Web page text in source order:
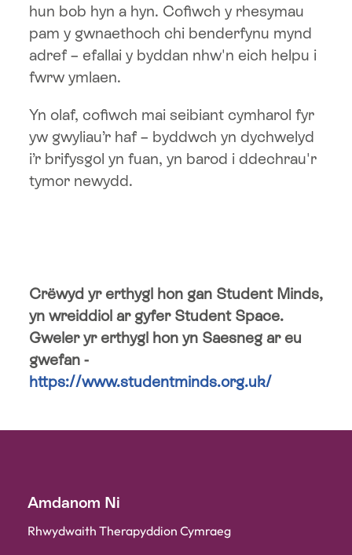
hun bob hyn a hyn. Cofiwch y rhesymau
pam y gwnaethoch chi benderfynu mynd
adref – efallai y byddan nhw'n eich helpu i
fwrw ymlaen.
Yn olaf, cofiwch mai seibiant cymharol fyr
yw gwyliau’r haf – byddwch yn dychwelyd
i’r brifysgol yn fuan, yn barod i ddechrau'r
tymor newydd.
Crëwyd yr erthygl hon gan Student Minds,
yn wreiddiol ar gyfer Student Space.
Gweler yr erthygl hon yn Saesneg ar eu
gwefan -
https://www.studentminds.org.uk/
Amdanom Ni
Rhwydwaith Therapyddion Cymraeg